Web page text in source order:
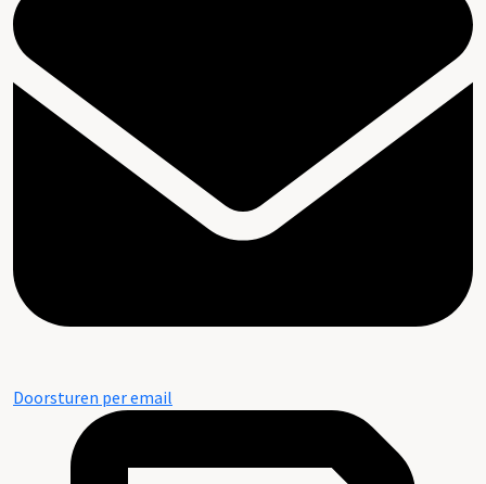
Doorsturen per email